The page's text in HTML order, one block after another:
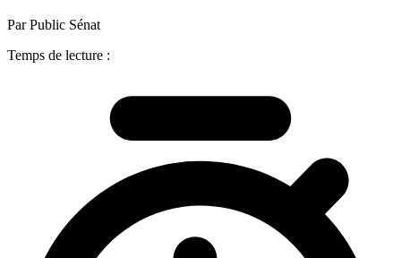
Par Public Sénat
Temps de lecture :